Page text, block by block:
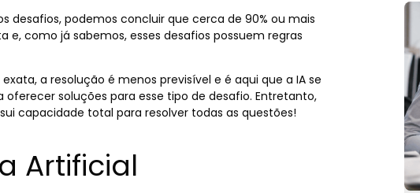
desafios, podemos concluir que cerca de 90% ou mais
e, como já sabemos, esses desafios possuem regras
a resolução é menos previsível e é aqui que a IA se
soluções para esse tipo de desafio. Entretanto,
capacidade total para resolver todas as questões!
Artificial